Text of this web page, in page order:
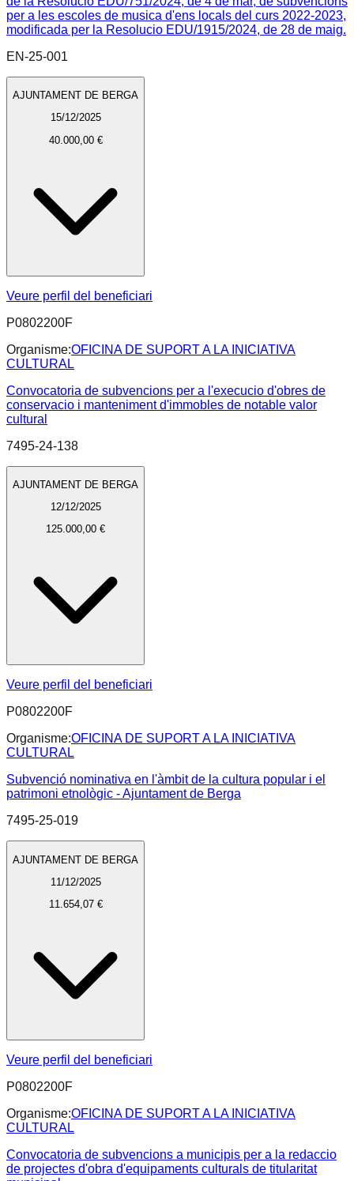
per a les escoles de musica d'ens locals del curs 2022-2023,
modificada per la Resolucio EDU/1915/2024, de 28 de maig.
EN-25-001
AJUNTAMENT DE BERGA
15/12/2025
40.000,00 €
Veure perfil del beneficiari
P0802200F
Organisme:OFICINA DE SUPORT A LA INICIATIVA
CULTURAL
Convocatoria de subvencions per a l'execucio d'obres de
conservacio i manteniment d'immobles de notable valor
cultural
7495-24-138
AJUNTAMENT DE BERGA
12/12/2025
125.000,00 €
Veure perfil del beneficiari
P0802200F
Organisme:OFICINA DE SUPORT A LA INICIATIVA
CULTURAL
Subvenció nominativa en l'àmbit de la cultura popular i el
patrimoni etnològic - Ajuntament de Berga
7495-25-019
AJUNTAMENT DE BERGA
11/12/2025
11.654,07 €
Veure perfil del beneficiari
P0802200F
Organisme:OFICINA DE SUPORT A LA INICIATIVA
CULTURAL
Convocatoria de subvencions a municipis per a la redaccio
de projectes d'obra d'equipaments culturals de titularitat